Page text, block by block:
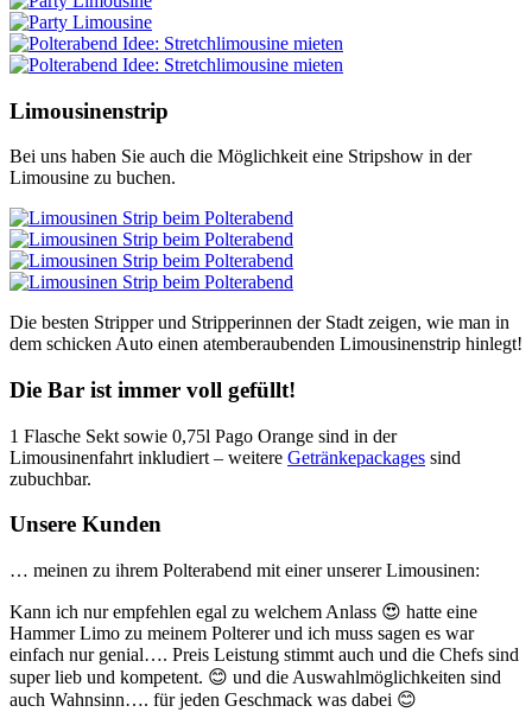
Limousinenstrip
Bei uns haben Sie auch die Möglichkeit eine Stripshow in der
Limousine zu buchen.
Die besten Stripper und Stripperinnen der Stadt zeigen, wie man in
dem schicken Auto einen atem­beraubenden Limousinenstrip hinlegt!
Die Bar ist immer voll gefüllt!
1 Flasche Sekt sowie 0,75l Pago Orange sind in der
Limousinenfahrt inkludiert – weitere Getränkepackages sind
zubuchbar.
Unsere Kunden
… meinen zu ihrem Polterabend mit einer unserer Limousinen:
Kann ich nur empfehlen egal zu welchem Anlass 😍 hatte eine
Hammer Limo zu meinem Polterer und ich muss sagen es war
einfach nur genial…. Preis Leistung stimmt auch und die Chefs sind
super lieb und kompetent. 😊 und die Auswahlmöglichkeiten sind
auch Wahnsinn…. für jeden Geschmack was dabei 😊